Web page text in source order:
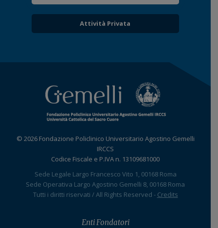
Attività Privata
© 2026 Fondazione Policlinico Universitario Agostino Gemelli
IRCCS
Codice Fiscale e P.IVA n. 13109681000
Sede Legale Largo Francesco Vito 1, 00168 Roma
Sede Operativa Largo Agostino Gemelli 8, 00168 Roma
Tutti i diritti riservati / All Rights Reserved - Credits
Enti Fondatori